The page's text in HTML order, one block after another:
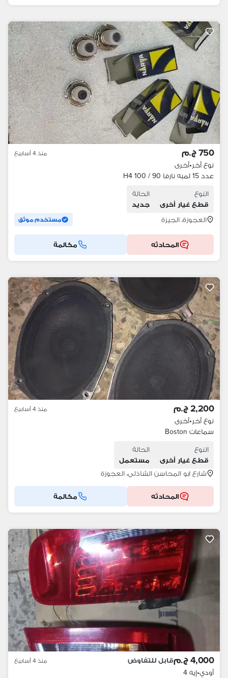
750 ج.م منذ 4 أسابيع
نوع أخر•أخرى
عدد 15 لمبه نارفا 90 / 100 H4
النوع
قطع غيار أخرى
الحالة
جديد
العجوزة، الجيزة
مستخدم موثق
المحادثه مكالمة
2,200 ج.م منذ 4 أسابيع
نوع أخر•أخرى
سماعات Boston
النوع
قطع غيار أخرى
الحالة
مستعمل
شارع ابو المحاسن الشاذلي، العجوزة
المحادثه مكالمة
4,000 ج.م قابل للتفاوض منذ 4 أسابيع
أودي•إيه 4